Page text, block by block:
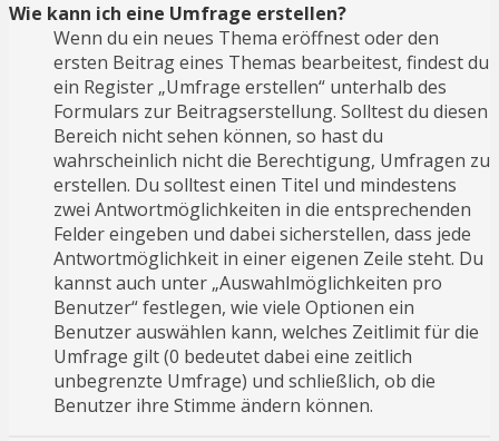
Wie kann ich eine Umfrage erstellen?
Wenn du ein neues Thema eröffnest oder den
ersten Beitrag eines Themas bearbeitest, findest du
ein Register „Umfrage erstellen“ unterhalb des
Formulars zur Beitragserstellung. Solltest du diesen
Bereich nicht sehen können, so hast du
wahrscheinlich nicht die Berechtigung, Umfragen zu
erstellen. Du solltest einen Titel und mindestens
zwei Antwortmöglichkeiten in die entsprechenden
Felder eingeben und dabei sicherstellen, dass jede
Antwortmöglichkeit in einer eigenen Zeile steht. Du
kannst auch unter „Auswahlmöglichkeiten pro
Benutzer“ festlegen, wie viele Optionen ein
Benutzer auswählen kann, welches Zeitlimit für die
Umfrage gilt (0 bedeutet dabei eine zeitlich
unbegrenzte Umfrage) und schließlich, ob die
Benutzer ihre Stimme ändern können.